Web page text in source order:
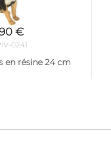
€
0241
en résine 24 cm